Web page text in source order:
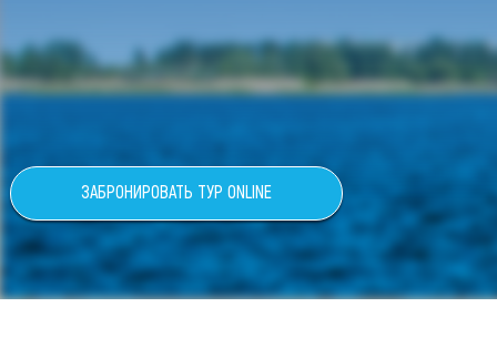
ЗАБРОНИРОВАТЬ ТУР ONLINE